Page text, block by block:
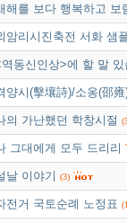
해를 보다 행복하고 보
암리시진축전 서화 샘
동신인상>에 할 말 있
양시(擊壤詩)/소옹(邵雍
의 가난했던 학창시절
그대에게 모두 드리리
날 이야기 (3)
전거 국토순례 노정표